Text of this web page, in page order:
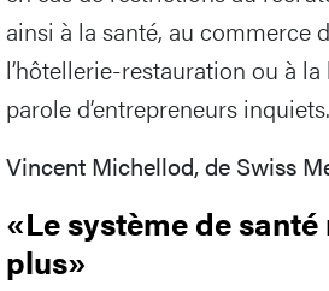
ainsi à la santé, au commerce
l’hôtellerie-restauration ou à
parole d’entrepreneurs inquiets.
Vincent Michellod, de Swiss
«Le système de santé
plus»